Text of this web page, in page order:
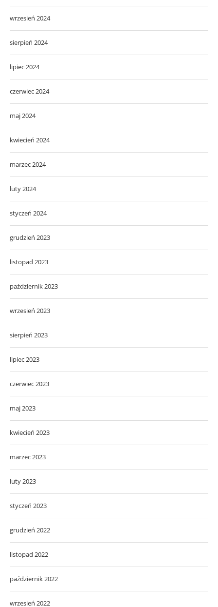
wrzesień 2024
sierpień 2024
lipiec 2024
czerwiec 2024
maj 2024
kwiecień 2024
marzec 2024
luty 2024
styczeń 2024
grudzień 2023
listopad 2023
październik 2023
wrzesień 2023
sierpień 2023
lipiec 2023
czerwiec 2023
maj 2023
kwiecień 2023
marzec 2023
luty 2023
styczeń 2023
grudzień 2022
listopad 2022
październik 2022
wrzesień 2022